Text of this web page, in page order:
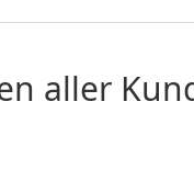
aller